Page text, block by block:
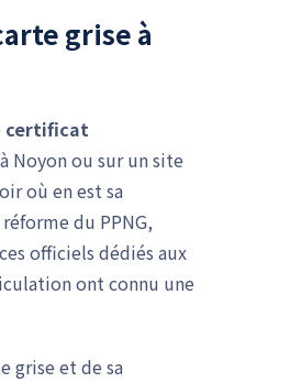
grise à
certificat
à Noyon ou sur un site
où en est sa
du PPNG,
officiels dédiés aux
ont connu une
grise et de sa